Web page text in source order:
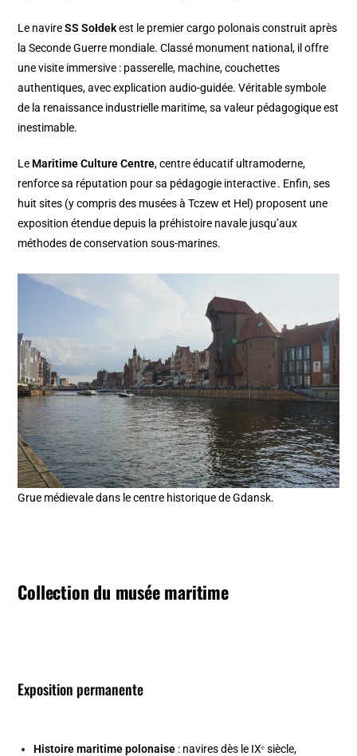
Le navireSS Sołdekest le premier cargo polonais construit après
la Seconde Guerre mondiale. Classé monument national, il offre
une visite immersive : passerelle, machine, couchettes
authentiques, avec explication audio-guidée. Véritable symbole
de la renaissance industrielle maritime, sa valeur pédagogique est
inestimable.
Le Maritime Culture Centre, centre éducatif ultramoderne,
renforce sa réputation pour sa pédagogie interactive . Enfin, ses
huit sites (y compris des musées à Tczew et Hel) proposent une
exposition étendue depuis la préhistoire navale jusqu’aux
méthodes de conservation sous-marines.
Grue médievale dans le centre historique de Gdansk.
Collection du musée maritime
Exposition permanente
Histoire maritime polonaise : navires dès le IXᵉ siècle,